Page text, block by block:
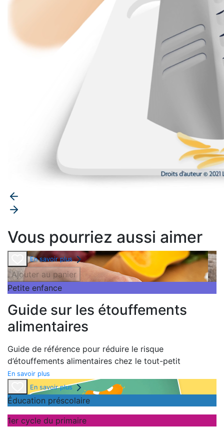
Vous pourriez aussi aimer
En savoir plus
Ajouter au panier
Petite enfance
Guide sur les étouffements
alimentaires
Guide de référence pour réduire le risque
d’étouffements alimentaires chez le tout-petit
En savoir plus
En savoir plus
Éducation préscolaire
1er cycle du primaire